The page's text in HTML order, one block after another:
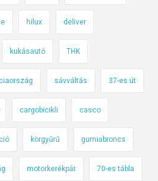
hilux deliver
kukásautó THK
sávváltás 37-es út
cargobicikli casco
körgyűrű gumiabroncs
motorkerékpár 70-es tábla